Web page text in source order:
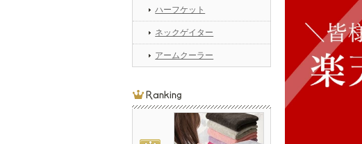
ハーフケット
ネックゲイター
アームクーラー